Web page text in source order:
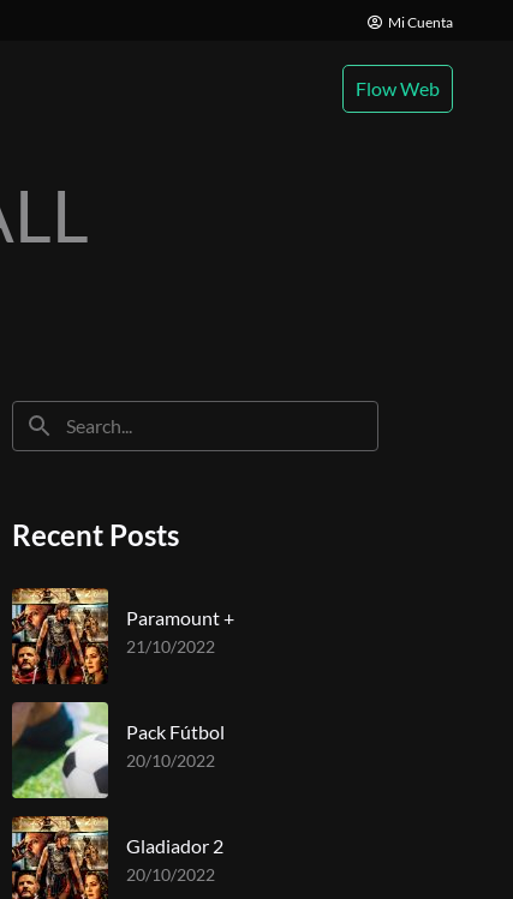
Mi Cuenta
Flow Web
Recent Posts
Paramount +
21/10/2022
Pack Fútbol
20/10/2022
Gladiador 2
20/10/2022